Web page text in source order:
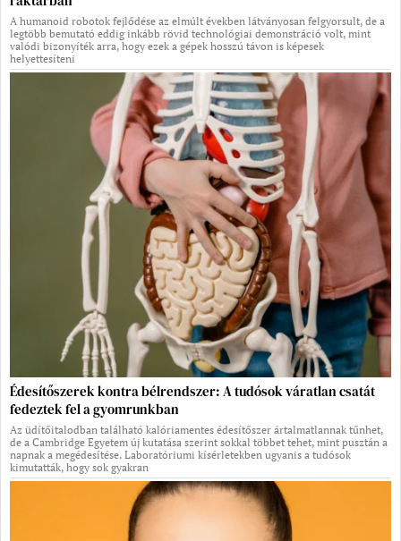
A humanoid robotok fejlődése az elmúlt években látványosan felgyorsult, de a
legtöbb bemutató eddig inkább rövid technológiai demonstráció volt, mint
valódi bizonyíték arra, hogy ezek a gépek hosszú távon is képesek
helyettesíteni
Édesítőszerek kontra bélrendszer: A tudósok váratlan csatát
fedeztek fel a gyomrunkban
Az üdítőitalodban található kalóriamentes édesítőszer ártalmatlannak tűnhet,
de a Cambridge Egyetem új kutatása szerint sokkal többet tehet, mint pusztán a
napnak a megédesítése. Laboratóriumi kísérletekben ugyanis a tudósok
kimutatták, hogy sok gyakran